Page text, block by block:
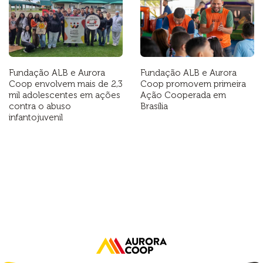
Fundação ALB e Aurora
Coop envolvem mais de 2,3
mil adolescentes em ações
contra o abuso
infantojuvenil
Fundação ALB e Aurora
Coop promovem primeira
Ação Cooperada em
Brasília